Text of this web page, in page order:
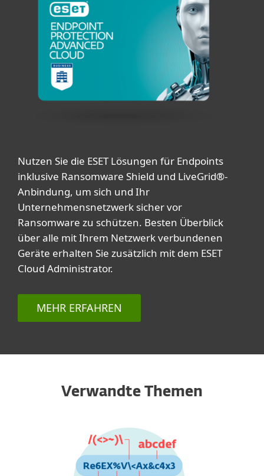
Nutzen Sie die ESET Lösungen für Endpoints
inklusive Ransomware Shield und LiveGrid®-
Anbindung, um sich und Ihr
Unternehmensnetzwerk sicher vor
Ransomware zu schützen. Besten Überblick
über alle mit Ihrem Netzwerk verbundenen
Geräte erhalten Sie zusätzlich mit dem ESET
Cloud Administrator.
MEHR ERFAHREN
Verwandte Themen